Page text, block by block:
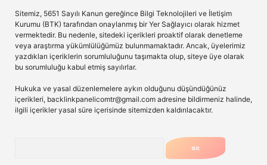
Sitemiz, 5651 Sayılı Kanun gereğince Bilgi Teknolojileri ve İletişim
Kurumu (BTK) tarafından onaylanmış bir Yer Sağlayıcı olarak hizmet
vermektedir. Bu nedenle, sitedeki içerikleri proaktif olarak denetleme
veya araştırma yükümlülüğümüz bulunmamaktadır. Ancak, üyelerimiz
yazdıkları içeriklerin sorumluluğunu taşımakta olup, siteye üye olarak
bu sorumluluğu kabul etmiş sayılırlar.
Hukuka ve yasal düzenlemelere aykırı olduğunu düşündüğünüz
içerikleri, backlinkpanelicomtr@gmail.com adresine bildirmeniz halinde,
ilgili içerikler yasal süre içerisinde sitemizden kaldırılacaktır.